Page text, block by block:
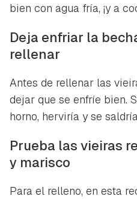
bien con agua fría, ¡y a
Deja enfriar la
rellenar
Antes de rellenar las
dejar que se enfríe bien.
horno, herviría y se
Prueba las vieiras
y marisco
Para el relleno, en esta